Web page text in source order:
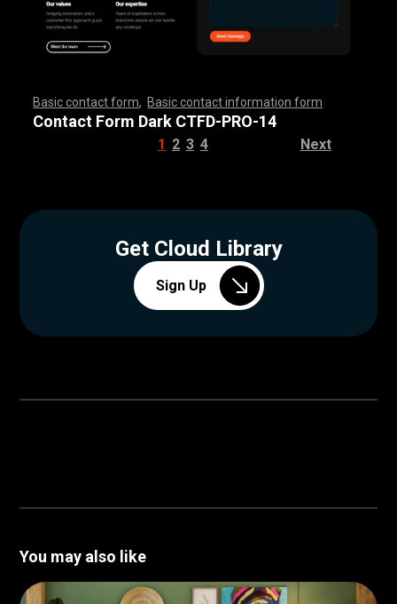
Basic contact form Basic contact information form
,,,,,,,,,,,,,,,,,,,,, ,,,,,,,,,,,,,,,,,,,,,,,,,,,,,,,,,,
,,,,,,,,,,,,,,,,,,,,, ,,,,,,,,,,,,,,,,,,,,,,,,,,,
Contact Form Dark CTFD-PRO-14
1 2 3 4 Next
Get Cloud Library
Sign Up
You may also like